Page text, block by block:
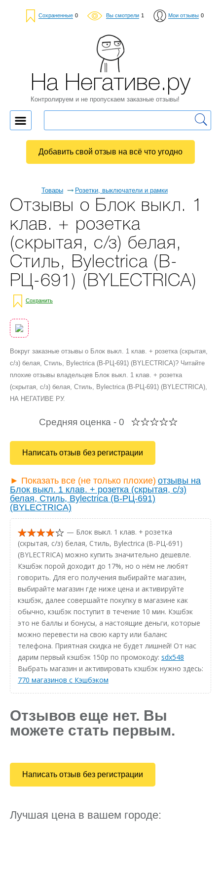
Сохраненные 0 Вы смотрели 1 Мои отзывы 0
Товары Розетки, выключатели и рамки
Отзывы о Блок выкл. 1
клав. + розетка
(скрытая, с/з) белая,
Стиль, Bylectrica (В-
РЦ-691) (BYLECTRICA)
Сохранить
Вокруг заказные отзывы о Блок выкл. 1 клав. + розетка (скрытая,
с/з) белая, Стиль, Bylectrica (В-РЦ-691) (BYLECTRICA)? Читайте
плохие отзывы владельцев Блок выкл. 1 клав. + розетка
(скрытая, с/з) белая, Стиль, Bylectrica (В-РЦ-691) (BYLECTRICA),
НА НЕГАТИВЕ РУ.
Средняя оценка - 0
Написать отзыв без регистрации
► Показать все (не только плохие) отзывы на
Блок выкл. 1 клав. + розетка (скрытая, с/з)
белая, Стиль, Bylectrica (В-РЦ-691)
(BYLECTRICA)
— Блок выкл. 1 клав. + розетка
(скрытая, с/з) белая, Стиль, Bylectrica (В-РЦ-691)
(BYLECTRICA) можно купить значительно дешевле.
Кэшбэк порой доходит до 17%, но о нём не любят
говорить. Для его получения выбирайте магазин,
выбирайте магазин где ниже цена и активируйте
кэшбэк, далее совершайте покупку в магазине как
обычно, кэшбэк поступит в течение 10 мин. Кэшбэк
это не баллы и бонусы, а настоящие деньги, которые
можно перевести на свою карту или баланс
телефона. Приятная скидка не будет лишней! От нас
дарим первый кэшбэк 150р по промокоду: sdx548
Выбрать магазин и активировать кэшбэк нужно здесь:
770 магазинов с Кэшбэком
Отзывов еще нет. Вы
можете стать первым.
Написать отзыв без регистрации
Лучшая цена в вашем городе:
На Негативе.ру
Контролируем и не пропускаем заказные отзывы!
Добавить свой отзыв на всё что угодно